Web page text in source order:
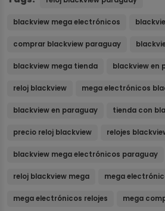
blackview mega electrónicos
comprar blackview paraguay
blackview mega tienda blackview en
reloj blackview mega electrónicos
blackview en paraguay tienda con
precio reloj blackview relojes
blackview mega electrónicos paraguay
reloj blackview mega mega
mega electrónicos relojes mega